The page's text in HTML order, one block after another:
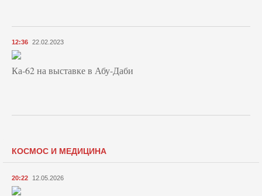
12:36 22.02.2023
Ка-62 на выставке в Абу-Даби
КОСМОС И МЕДИЦИНА
20:22 12.05.2026